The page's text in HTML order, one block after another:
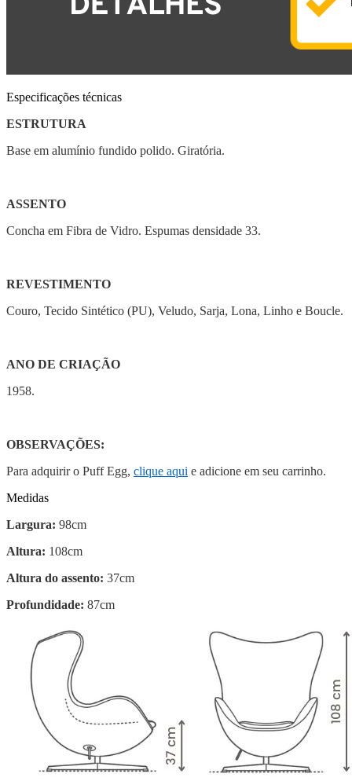
Especificações técnicas
ESTRUTURA
Base em alumínio fundido polido. Giratória.
ASSENTO
Concha em Fibra de Vidro. Espumas densidade 33.
REVESTIMENTO
Couro, Tecido Sintético (PU), Veludo, Sarja, Lona, Linho e Boucle.
ANO DE CRIAÇÃO
1958.
OBSERVAÇÕES:
Para adquirir o Puff Egg, clique aqui e adicione em seu carrinho.
Medidas
Largura: 98cm
Altura: 108cm
Altura do assento: 37cm
Profundidade: 87cm